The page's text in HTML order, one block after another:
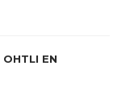
OHTLI EN